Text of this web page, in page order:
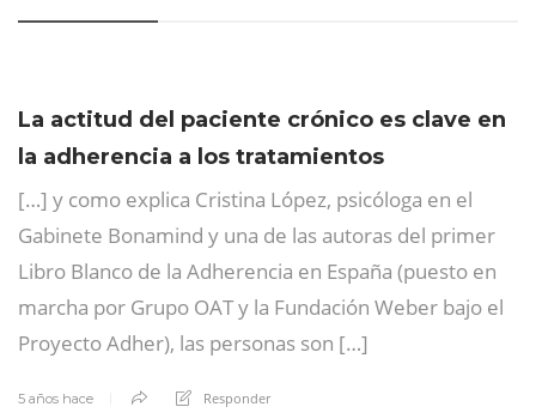
La actitud del paciente crónico es clave en
la adherencia a los tratamientos
[…] y como explica Cristina López, psicóloga en el
Gabinete Bonamind y una de las autoras del primer
Libro Blanco de la Adherencia en España (puesto en
marcha por Grupo OAT y la Fundación Weber bajo el
Proyecto Adher), las personas son […]
5 años hace Responder